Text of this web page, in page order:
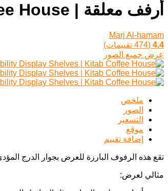
أرفف معلقة | Kitab Coffee House
Marj Al-hamam
4.4 (474 تقييمات)
عرض جميع الصور
ملخص
الصور
التسعير
موقع
إضافة تقييم
تقع هذه الرفوف البارزة للعرض بجوار الدرج
مثالي لعرض: